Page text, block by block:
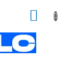
KOSÁR